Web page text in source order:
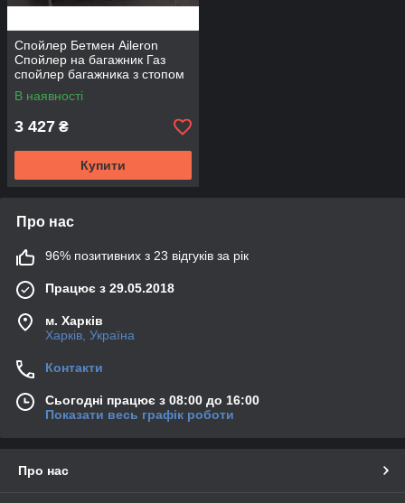
Спойлер Бетмен Aileron
Спойлер на багажник Газ
спойлер багажника з стопом
для ГАЗ Волга 3110
В наявності
3 427 ₴
Купити
Про нас
96% позитивних з 23 відгуків за рік
Працює з 29.05.2018
м. Харків
Харків, Україна
Контакти
Сьогодні працює з 08:00 до 16:00
Показати весь графік роботи
Про нас